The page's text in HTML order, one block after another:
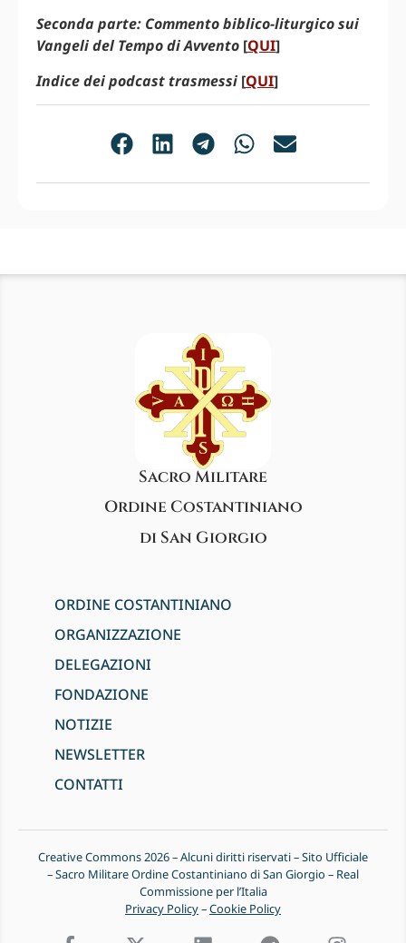
Seconda parte: Commento biblico-liturgico sui
Vangeli del Tempo di Avvento [QUI]
Indice dei podcast trasmessi [QUI]
Sacro Militare
Ordine Costantiniano
di San Giorgio
ORDINE COSTANTINIANO
ORGANIZZAZIONE
DELEGAZIONI
FONDAZIONE
NOTIZIE
NEWSLETTER
CONTATTI
Creative Commons 2026 – Alcuni diritti riservati – Sito Ufficiale
– Sacro Militare Ordine Costantiniano di San Giorgio – Real
Commissione per l’Italia
Privacy Policy–Cookie Policy